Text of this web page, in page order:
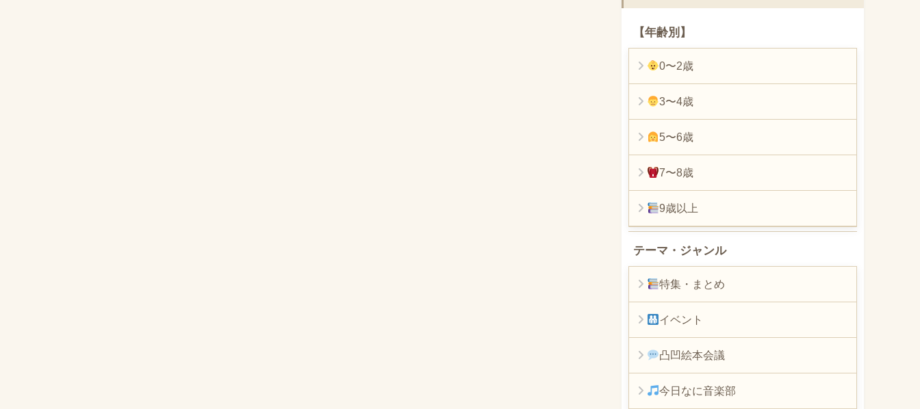
【年齢別】
0〜2歳
3〜4歳
5〜6歳
7〜8歳
9歳以上
テーマ・ジャンル
特集・まとめ
イベント
凸凹絵本会議
今日なに音楽部